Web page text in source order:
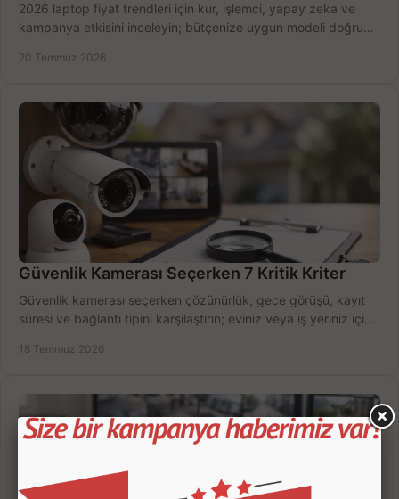
2026 laptop fiyat trendleri için kur, işlemci, yapay zeka ve
kampanya etkisini inceleyin; bütçenize uygun modeli doğru
20 Temmuz 2026
Güvenlik Kamerası Seçerken 7 Kritik Kriter
Güvenlik kamerası seçerken çözünürlük, gece görüşü, kayıt
süresi ve bağlantı tipini karşılaştırın; eviniz veya iş yeriniz için
18 Temmuz 2026